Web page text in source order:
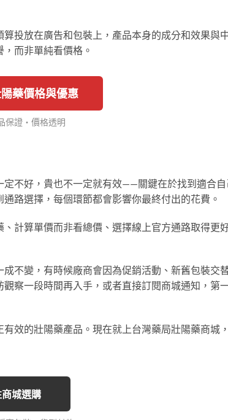
投放在廣告和包裝上，產品本身的成分和效果與
而非單純看價格。
藥價格與優惠
保證・價格透明
不好，貴也不一定就有效——關鍵在於找到適合
路選擇，每個環節都會影響你最終付出的花費。
計算單價而非看總價、選擇線上官方通路取得更
不變，有時候廠商會因為促銷活動、新舊包裝交
察一段時間再入手，或者直接訂閱商城通知，第
效的壯陽藥產品。現在就上台灣藥局壯陽藥商城
商城選購